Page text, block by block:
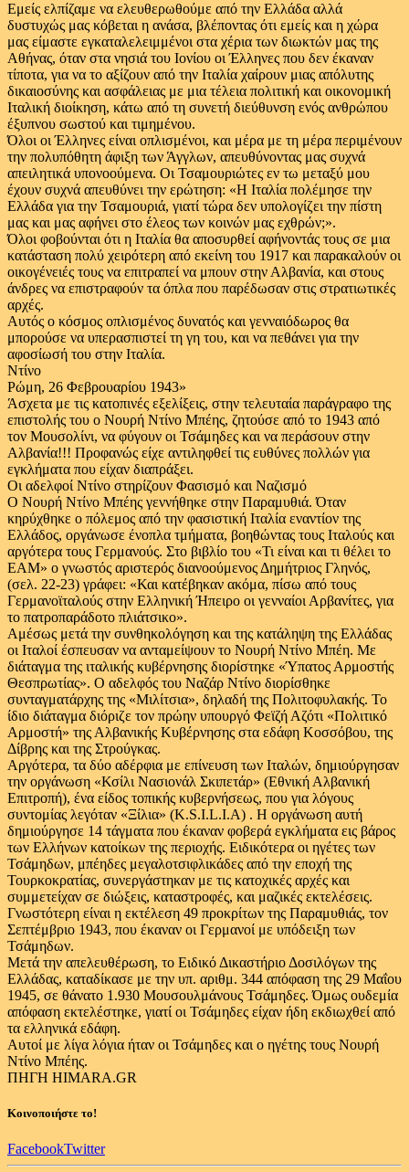
Εμείς ελπίζαμε να ελευθερωθούμε από την Ελλάδα αλλά
δυστυχώς μας κόβεται η ανάσα, βλέποντας ότι εμείς και η χώρα
μας είμαστε εγκαταλελειμμένοι στα χέρια των διωκτών μας της
Αθήνας, όταν στα νησιά του Ιονίου οι Έλληνες που δεν έκαναν
τίποτα, για να το αξίζουν από την Ιταλία χαίρουν μιας απόλυτης
δικαιοσύνης και ασφάλειας με μια τέλεια πολιτική και οικονομική
Ιταλική διοίκηση, κάτω από τη συνετή διεύθυνση ενός ανθρώπου
έξυπνου σωστού και τιμημένου.
Όλοι οι Έλληνες είναι οπλισμένοι, και μέρα με τη μέρα περιμένουν
την πολυπόθητη άφιξη των Άγγλων, απευθύνοντας μας συχνά
απειλητικά υπονοούμενα. Οι Τσαμουριώτες εν τω μεταξύ μου
έχουν συχνά απευθύνει την ερώτηση: «Η Ιταλία πολέμησε την
Ελλάδα για την Τσαμουριά, γιατί τώρα δεν υπολογίζει την πίστη
μας και μας αφήνει στο έλεος των κοινών μας εχθρών;».
Όλοι φοβούνται ότι η Ιταλία θα αποσυρθεί αφήνοντάς τους σε μια
κατάσταση πολύ χειρότερη από εκείνη του 1917 και παρακαλούν οι
οικογένειές τους να επιτραπεί να μπουν στην Αλβανία, και στους
άνδρες να επιστραφούν τα όπλα που παρέδωσαν στις στρατιωτικές
αρχές.
Αυτός ο κόσμος οπλισμένος δυνατός και γενναιόδωρος θα
μπορούσε να υπερασπιστεί τη γη του, και να πεθάνει για την
αφοσίωσή του στην Ιταλία.
Ντίνο
Ρώμη, 26 Φεβρουαρίου 1943»
Άσχετα με τις κατοπινές εξελίξεις, στην τελευταία παράγραφο της
επιστολής του ο Νουρή Ντίνο Μπέης, ζητούσε από το 1943 από
τον Μουσολίνι, να φύγουν οι Τσάμηδες και να περάσουν στην
Αλβανία!!! Προφανώς είχε αντιληφθεί τις ευθύνες πολλών για
εγκλήματα που είχαν διαπράξει.
Οι αδελφοί Ντίνο στηρίζουν Φασισμό και Ναζισμό
Ο Νουρή Ντίνο Μπέης γεννήθηκε στην Παραμυθιά. Όταν
κηρύχθηκε ο πόλεμος από την φασιστική Ιταλία εναντίον της
Ελλάδος, οργάνωσε ένοπλα τμήματα, βοηθώντας τους Ιταλούς και
αργότερα τους Γερμανούς. Στο βιβλίο του «Τι είναι και τι θέλει το
ΕΑΜ» ο γνωστός αριστερός διανοούμενος Δημήτριος Γληνός,
(σελ. 22-23) γράφει: «Και κατέβηκαν ακόμα, πίσω από τους
Γερμανοϊταλούς στην Ελληνική Ήπειρο οι γενναίοι Αρβανίτες, για
το πατροπαράδοτο πλιάτσικο».
Αμέσως μετά την συνθηκολόγηση και της κατάληψη της Ελλάδας
οι Ιταλοί έσπευσαν να ανταμείψουν το Νουρή Ντίνο Μπέη. Με
διάταγμα της ιταλικής κυβέρνησης διορίστηκε «Ύπατος Αρμοστής
Θεσπρωτίας». Ο αδελφός του Ναζάρ Ντίνο διορίσθηκε
συνταγματάρχης της «Μιλίτσια», δηλαδή της Πολιτοφυλακής. Το
ίδιο διάταγμα διόριζε τον πρώην υπουργό Φεϊζή Αζότι «Πολιτικό
Αρμοστή» της Αλβανικής Κυβέρνησης στα εδάφη Κοσσόβου, της
Δίβρης και της Στρούγκας.
Αργότερα, τα δύο αδέρφια με επίνευση των Ιταλών, δημιούργησαν
την οργάνωση «Κσίλι Νασιονάλ Σκιπετάρ» (Εθνική Αλβανική
Επιτροπή), ένα είδος τοπικής κυβερνήσεως, που για λόγους
συντομίας λεγόταν «Ξίλια» (K.S.I.L.I.A) . Η οργάνωση αυτή
δημιούργησε 14 τάγματα που έκαναν φοβερά εγκλήματα εις βάρος
των Ελλήνων κατοίκων της περιοχής. Ειδικότερα οι ηγέτες των
Τσάμηδων, μπέηδες μεγαλοτσιφλικάδες από την εποχή της
Τουρκοκρατίας, συνεργάστηκαν με τις κατοχικές αρχές και
συμμετείχαν σε διώξεις, καταστροφές, και μαζικές εκτελέσεις.
Γνωστότερη είναι η εκτέλεση 49 προκρίτων της Παραμυθιάς, τον
Σεπτέμβριο 1943, που έκαναν οι Γερμανοί με υπόδειξη των
Τσάμηδων.
Μετά την απελευθέρωση, το Ειδικό Δικαστήριο Δοσιλόγων της
Ελλάδας, καταδίκασε με την υπ. αριθμ. 344 απόφαση της 29 Μαΐου
1945, σε θάνατο 1.930 Μουσουλμάνους Τσάμηδες. Όμως ουδεμία
απόφαση εκτελέστηκε, γιατί οι Τσάμηδες είχαν ήδη εκδιωχθεί από
τα ελληνικά εδάφη.
Αυτοί με λίγα λόγια ήταν οι Τσάμηδες και ο ηγέτης τους Νουρή
Ντίνο Μπέης.
ΠΗΓΗ HIMARA.GR
Κοινοποιήστε το!
FacebookTwitter